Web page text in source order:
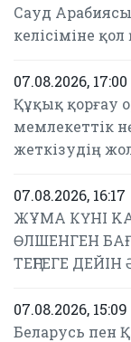
Сауд
келісіміне
07.08.2026, 17:00
Құқық қорғау
мемлекеттік
жеткізудің
07.08.2026, 16:17
ЖҰМА КҮНІ
ӨЛШЕНГЕН
ТЕҢГЕГЕ ДЕЙІН
07.08.2026, 15:09
Беларусь пен